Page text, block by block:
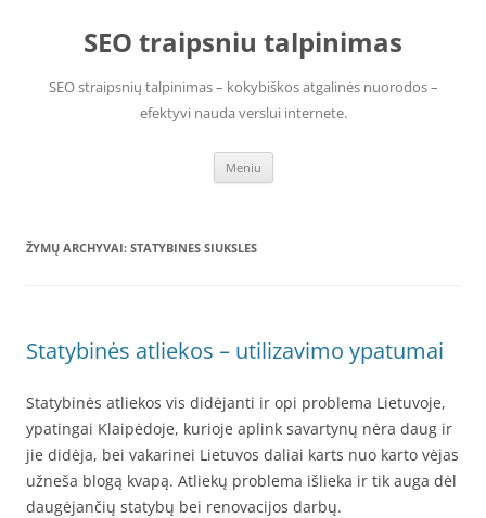
SEO traipsniu talpinimas
SEO straipsnių talpinimas – kokybiškos atgalinės nuorodos –
efektyvi nauda verslui internete.
Meniu
ŽYMŲ ARCHYVAI: STATYBINES SIUKSLES
Statybinės atliekos – utilizavimo ypatumai
Statybinės atliekos vis didėjanti ir opi problema Lietuvoje,
ypatingai Klaipėdoje, kurioje aplink savartynų nėra daug ir
jie didėja, bei vakarinei Lietuvos daliai karts nuo karto vėjas
užneša blogą kvapą. Atliekų problema išlieka ir tik auga dėl
daugėjančių statybų bei renovacijos darbų.